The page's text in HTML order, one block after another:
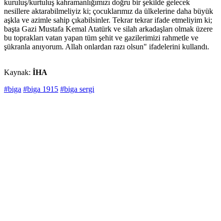
kuruluş/kurtuluş kahramanlığımızı doğru bir şekilde gelecek
nesillere aktarabilmeliyiz ki; çocuklarımız da ülkelerine daha büyük
aşkla ve azimle sahip çıkabilsinler. Tekrar tekrar ifade etmeliyim ki;
başta Gazi Mustafa Kemal Atatürk ve silah arkadaşları olmak üzere
bu toprakları vatan yapan tüm şehit ve gazilerimizi rahmetle ve
şükranla anıyorum. Allah onlardan razı olsun" ifadelerini kullandı.
Kaynak: İHA
#biga #biga 1915 #biga sergi